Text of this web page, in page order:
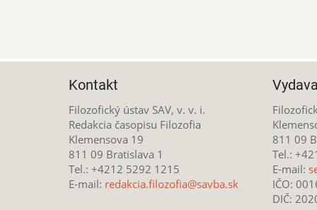
Kontakt
Filozofický ústav SAV, v. v. i.
Redakcia časopisu Filozofia
Klemensova 19
811 09 Bratislava 1
Tel.: +4212 5292 1215
E-mail: redakcia.filozofia@savba.sk
811 09
Tel.:
E-mail:
IČO:
DIČ: